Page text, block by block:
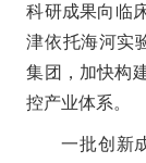
科研成果向临
津依托海河实
集团，加快构
控产业体系。
一批创新